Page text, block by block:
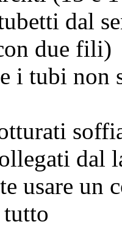
dal
due fili)
i tubi non
dal
usare un